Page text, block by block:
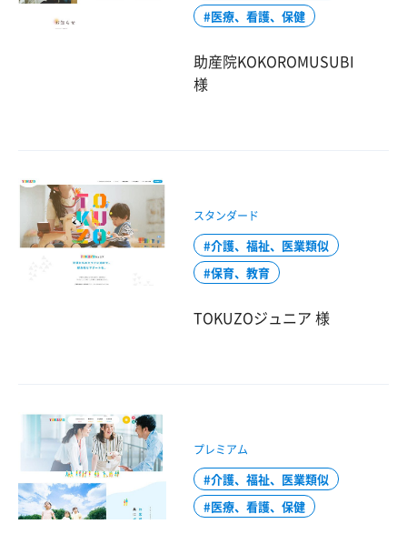
医療、看護、保健
助産院KOKOROMUSUBI
様
スタンダード
介護、福祉、医業類似
保育、教育
TOKUZOジュニア 様
プレミアム
介護、福祉、医業類似
医療、看護、保健